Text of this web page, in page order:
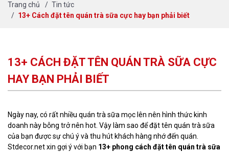
Trang chủ
Tin tức
13+ Cách đặt tên quán trà sữa cực hay bạn phải biết
13+ CÁCH ĐẶT TÊN QUÁN TRÀ SỮA CỰC
HAY BẠN PHẢI BIẾT
Ngày nay, có rất nhiều quán trà sữa mọc lên nên hình thức kinh
doanh này bỗng trở nên hot. Vậy làm sao để đặt tên quán trà sữa
của bạn được sự chú ý và thu hút khách hàng nhớ đến quán.
Stdecor.net xin gợi ý với bạn 13+ phong cách đặt tên quán trà sữa